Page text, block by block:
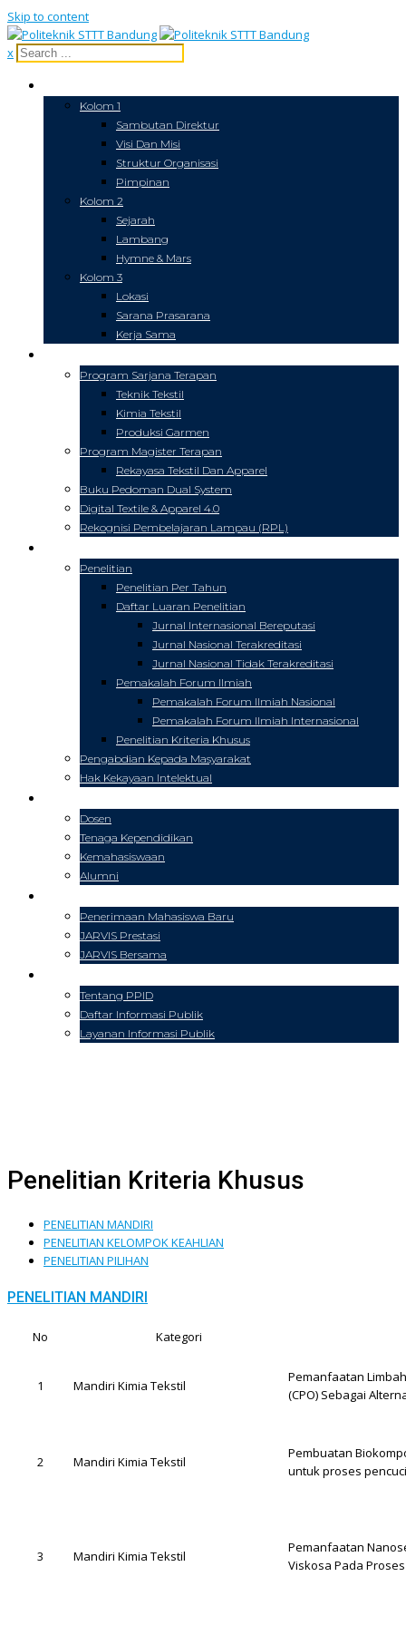
Skip to content
x
Kolom 1
Sambutan Direktur
Visi Dan Misi
Struktur Organisasi
Pimpinan
Kolom 2
Sejarah
Lambang
Hymne & Mars
Kolom 3
Lokasi
Sarana Prasarana
Kerja Sama
Program Sarjana Terapan
Teknik Tekstil
Kimia Tekstil
Produksi Garmen
Program Magister Terapan
Rekayasa Tekstil Dan Apparel
Buku Pedoman Dual System
Digital Textile & Apparel 4.0
Rekognisi Pembelajaran Lampau (RPL)
Penelitian
Penelitian Per Tahun
Daftar Luaran Penelitian
Jurnal Internasional Bereputasi
Jurnal Nasional Terakreditasi
Jurnal Nasional Tidak Terakreditasi
Pemakalah Forum Ilmiah
Pemakalah Forum Ilmiah Nasional
Pemakalah Forum Ilmiah Internasional
Penelitian Kriteria Khusus
Pengabdian Kepada Masyarakat
Hak Kekayaan Intelektual
Dosen
Tenaga Kependidikan
Kemahasiswaan
Alumni
Penerimaan Mahasiswa Baru
JARVIS Prestasi
JARVIS Bersama
Tentang PPID
Daftar Informasi Publik
Layanan Informasi Publik
Penelitian Kriteria Khusus
PENELITIAN MANDIRI
PENELITIAN KELOMPOK KEAHLIAN
PENELITIAN PILIHAN
PENELITIAN MANDIRI
No Kategori
1 Mandiri Kimia Tekstil
Pemanfaatan
(CPO) Sebagai
2 Mandiri Kimia Tekstil
Pembuatan
untuk proses
3 Mandiri Kimia Tekstil
Pemanfaatan
Viskosa Pada